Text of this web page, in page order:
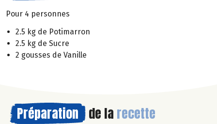
Pour 4 personnes
2.5 kg de Potimarron
2.5 kg de Sucre
2 gousses de Vanille
Préparation de la recette